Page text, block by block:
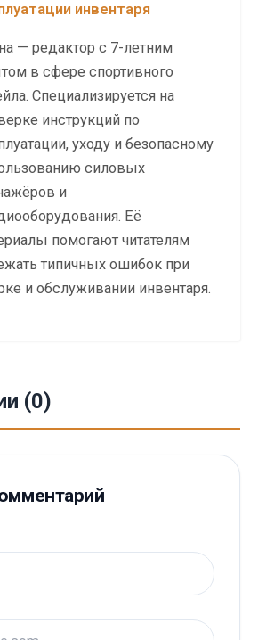
инвентаря
— редактор с 7-летним
в сфере спортивного
Специализируется на
инструкций по
уходу и безопасному
силовых
и
Её
помогают читателям
типичных ошибок при
и обслуживании инвентаря.
(0)